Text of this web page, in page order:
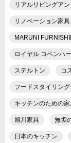
リアルリビングア
リノベーション家具
MARUNI
ロイヤル コペンハ
ステルトン コ
フードスタイリング
キッチンのための
旭川家具 無垢
日本のキッチン